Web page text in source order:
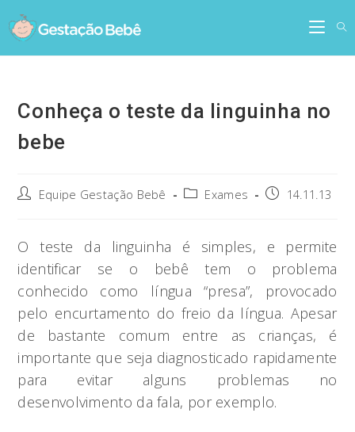
to
content
Conheça o teste da linguinha no
bebe
PostEquipe Gestação Bebê
PostExames
Post14.11.13
O teste da linguinha é simples, e permite
identificar se o bebê tem o problema
conhecido como língua “presa”, provocado
pelo encurtamento do freio da língua. Apesar
de bastante comum entre as crianças, é
importante que seja diagnosticado rapidamente
para evitar alguns problemas no
desenvolvimento da fala, por exemplo.